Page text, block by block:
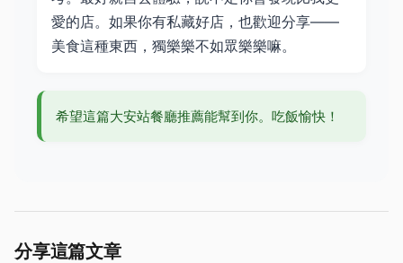
愛的店。如果你有私藏好店，也歡迎分享——
美食這種東西，獨樂樂不如眾樂樂嘛。
希望這篇大安站餐廳推薦能幫到你。吃飯愉快！
分享這篇文章